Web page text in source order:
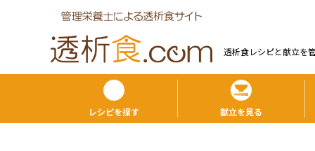
透析食レシピと献⽴を
レシピを探す 献立を見る